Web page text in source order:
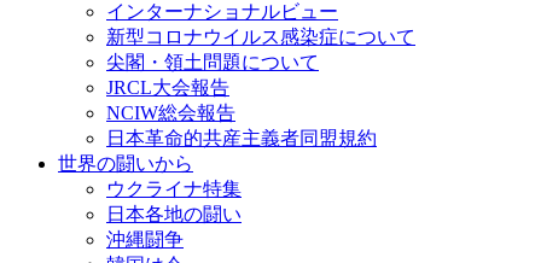
インターナショナルビュー
新型コロナウイルス感染症について
尖閣・領土問題について
JRCL大会報告
NCIW総会報告
日本革命的共産主義者同盟規約
世界の闘いから
ウクライナ特集
日本各地の闘い
沖縄闘争